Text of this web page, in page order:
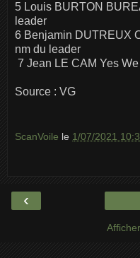
5 Louis BURTON
leader
6 Benjamin DUTREUX
nm du leader
7 Jean LE CAM Yes
Source : VG
ScanVoile le 1/07/2021
‹